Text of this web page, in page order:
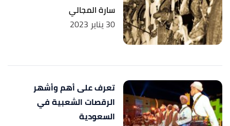
سارة المجالي
30 يناير 2023
تعرف على أهم وأشهر
الرقصات الشعبية في
السعودية